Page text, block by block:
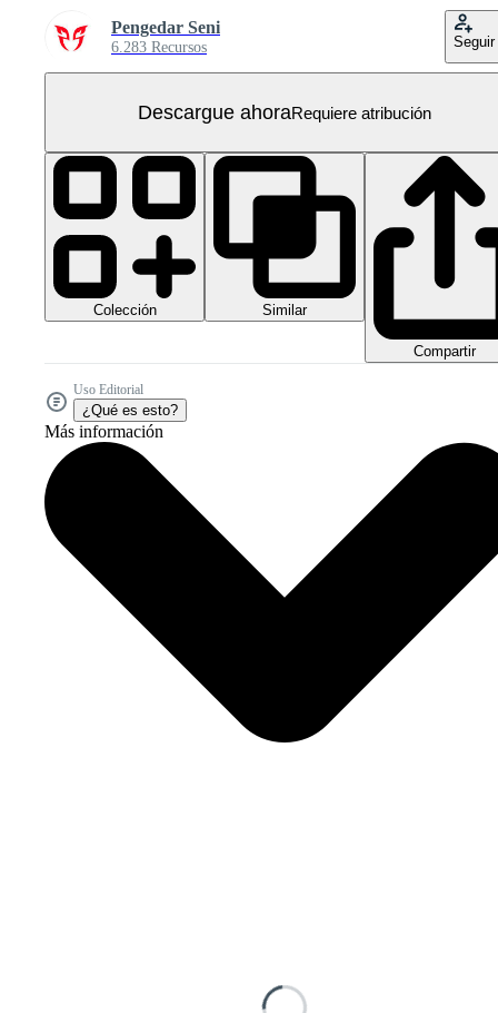
Pengedar Seni
6.283 Recursos Seguir
Descargue ahoraRequiere atribución
Colección Similar
Compartir
Uso Editorial
¿Qué es esto?
Más información